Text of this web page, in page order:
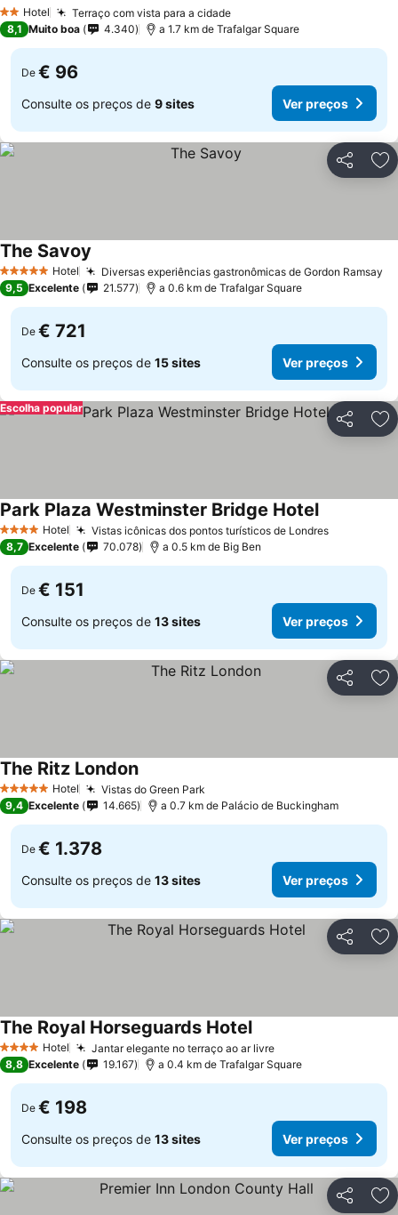
2 Estrelas
Hotel Terraço com vista para a cidade
8,1 Muito boa 4.340 a 1.7 km de Trafalgar Square
De € 96
Consulte os preços de 9 sites Ver preços
Partilhar
5 Estrelas Hotel Diversas experiências gastronômicas de Gordon Ramsay
The Savoy
9,5 Excelente 21.577 a 0.6 km de Trafalgar Square
De € 721
Consulte os preços de 15 sites Ver preços
Partilhar
Escolha popular
4 EstrelasHotel Vistas icônicas dos pontos turísticos de Londres
Park Plaza Westminster Bridge Hotel
8,7 Excelente 70.078 a 0.5 km de Big Ben
De € 151
Consulte os preços de 13 sites Ver preços
Partilhar
5 Estrelas Hotel Vistas do Green Park
The Ritz London
9,4 Excelente 14.665 a 0.7 km de Palácio de Buckingham
De € 1.378
Consulte os preços de 13 sites Ver preços
Partilhar
4 EstrelasHotel Jantar elegante no terraço ao ar livre
The Royal Horseguards Hotel
8,8 Excelente 19.167 a 0.4 km de Trafalgar Square
De € 198
Consulte os preços de 13 sites Ver preços
Partilhar